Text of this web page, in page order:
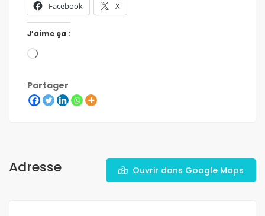
Facebook X
J’aime ça :
Partager
Adresse Ouvrir dans Google Maps